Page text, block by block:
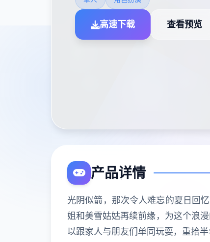
高速下载 查看预览
产品详情
光阴似箭，那次令人难忘的夏日回
姐和美雪姑姑再续前缘，为这个浪
以跟家人与朋友们单同玩耍，重拾